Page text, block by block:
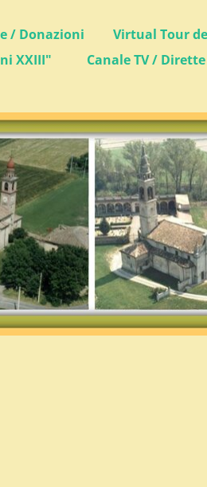
/ Donazioni Virtual Tour
XXIII" Canale TV / Dirette